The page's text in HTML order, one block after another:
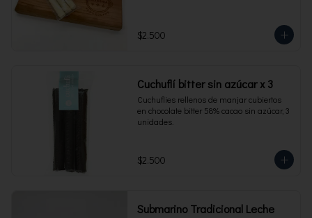
$2.500
Cuchuflí bitter sin azúcar x 3
Cuchuflies rellenos de manjar cubiertos
en chocolate bitter 58% cacao sin azúcar, 3
unidades.
$2.500
Submarino Tradicional Leche